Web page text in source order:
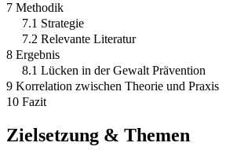
7 Methodik
7.1 Strategie
7.2 Relevante Literatur
8 Ergebnis
8.1 Lücken in der Gewalt Prävention
9 Korrelation zwischen Theorie und Praxis
10 Fazit
Zielsetzung & Themen